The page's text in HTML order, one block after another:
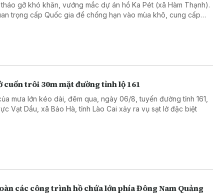
gỡ khó khăn, vướng mắc dự án hồ Ka Pét (xã Hàm Thạnh).
trọng cấp Quốc gia để chống hạn vào mùa khô, cung cấp
cuốn trôi 30m mặt đường tỉnh lộ 161
mưa lớn kéo dài, đêm qua, ngày 06/8, tuyến đường tỉnh 161,
Vạt Dầu, xã Bảo Hà, tỉnh Lào Cai xảy ra vụ sạt lở đặc biệt
các công trình hồ chứa lớn phía Đông Nam Quảng